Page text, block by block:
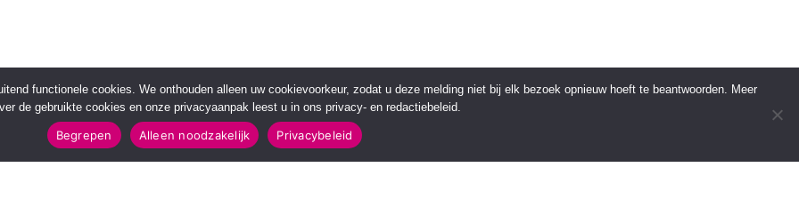
functionele cookies. We onthouden alleen uw cookievoorkeur, zodat u deze melding niet bij elk bezoek opnieuw hoeft te beantwoorden. Meer
de gebruikte cookies en onze privacyaanpak leest u in ons privacy- en redactiebeleid.
Begrepen Alleen noodzakelijk Privacybeleid